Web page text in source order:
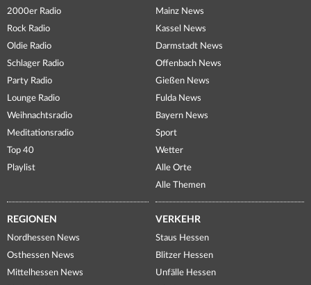
2000er Radio
Rock Radio
Oldie Radio
Schlager Radio
Party Radio
Lounge Radio
Weihnachtsradio
Meditationsradio
Top 40
Playlist
Mainz News
Kassel News
Darmstadt News
Offenbach News
Gießen News
Fulda News
Bayern News
Sport
Wetter
Alle Orte
Alle Themen
REGIONEN
Nordhessen News
Osthessen News
Mittelhessen News
VERKEHR
Staus Hessen
Blitzer Hessen
Unfälle Hessen